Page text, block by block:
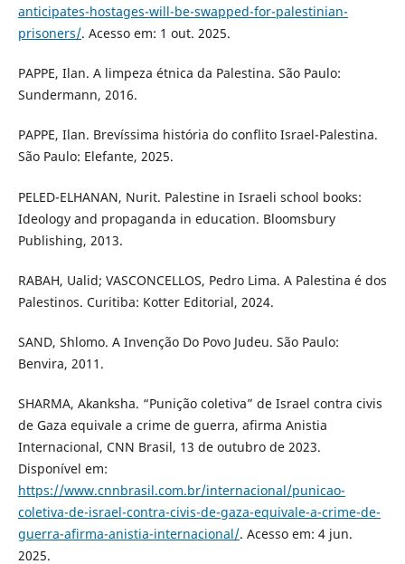
anticipates-hostages-will-be-swapped-for-palestinian-
prisoners/. Acesso em: 1 out. 2025.
PAPPE, Ilan. A limpeza étnica da Palestina. São Paulo:
Sundermann, 2016.
PAPPE, Ilan. Brevíssima história do conflito Israel-Palestina.
São Paulo: Elefante, 2025.
PELED-ELHANAN, Nurit. Palestine in Israeli school books:
Ideology and propaganda in education. Bloomsbury
Publishing, 2013.
RABAH, Ualid; VASCONCELLOS, Pedro Lima. A Palestina é dos
Palestinos. Curitiba: Kotter Editorial, 2024.
SAND, Shlomo. A Invenção Do Povo Judeu. São Paulo:
Benvira, 2011.
SHARMA, Akanksha. “Punição coletiva” de Israel contra civis
de Gaza equivale a crime de guerra, afirma Anistia
Internacional, CNN Brasil, 13 de outubro de 2023.
Disponível em:
https://www.cnnbrasil.com.br/internacional/punicao-
coletiva-de-israel-contra-civis-de-gaza-equivale-a-crime-de-
guerra-afirma-anistia-internacional/. Acesso em: 4 jun.
2025.